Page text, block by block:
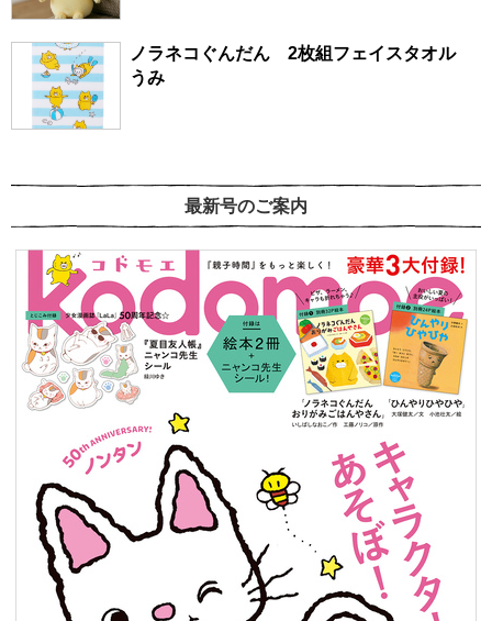
ノラネコぐんだん 2枚組フェイスタオル
うみ
最新号のご案内